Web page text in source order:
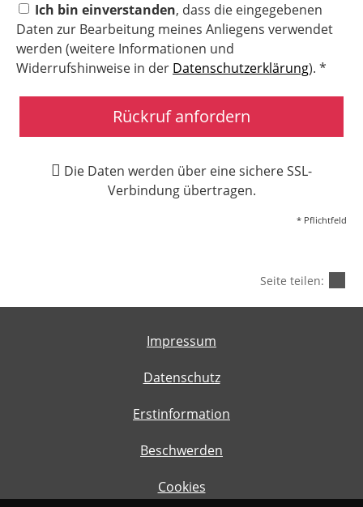
Ich bin einverstanden, dass die eingegebenen
Daten zur Bearbeitung meines Anliegens verwendet
werden (weitere Informationen und
Widerrufshinweise in der Datenschutzerklärung). *
Rückruf anfordern
Die Daten werden über eine sichere SSL-
Verbindung übertragen.
* Pflichtfeld
Seite teilen:
Impressum
Datenschutz
Erstinformation
Beschwerden
Cookies